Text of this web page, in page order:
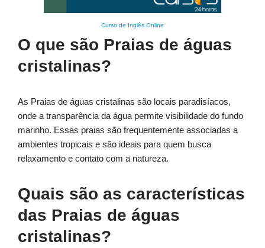
Curso de Inglês Online
O que são Praias de águas
cristalinas?
As Praias de águas cristalinas são locais paradisíacos,
onde a transparência da água permite visibilidade do fundo
marinho. Essas praias são frequentemente associadas a
ambientes tropicais e são ideais para quem busca
relaxamento e contato com a natureza.
Quais são as características
das Praias de águas
cristalinas?